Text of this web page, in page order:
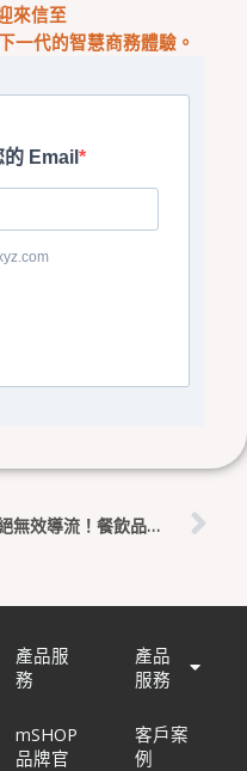
來信至
一代的智慧商務體驗。
Email
拒絕無效導流！餐飲品牌如何利用 LINE CRM 與 metabiz AI 讓舊客回購率激增 25%？
產品服
務
mSHOP
品牌官
產品
服務
客戶案
例